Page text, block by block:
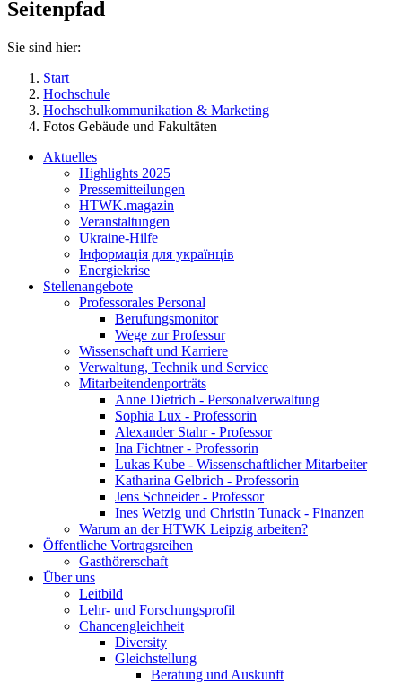
Seitenpfad
Sie sind hier:
Start
Hochschule
Hochschulkommunikation & Marketing
Fotos Gebäude und Fakultäten
Aktuelles
Highlights 2025
Pressemitteilungen
HTWK.magazin
Veranstaltungen
Ukraine-Hilfe
Інформація для українців
Energiekrise
Stellenangebote
Professorales Personal
Berufungsmonitor
Wege zur Professur
Wissenschaft und Karriere
Verwaltung, Technik und Service
Mitarbeitendenporträts
Anne Dietrich - Personalverwaltung
Sophia Lux - Professorin
Alexander Stahr - Professor
Ina Fichtner - Professorin
Lukas Kube - Wissenschaftlicher Mitarbeiter
Katharina Gelbrich - Professorin
Jens Schneider - Professor
Ines Wetzig und Christin Tunack - Finanzen
Warum an der HTWK Leipzig arbeiten?
Öffentliche Vortragsreihen
Gasthörerschaft
Über uns
Leitbild
Lehr- und Forschungsprofil
Chancengleichheit
Diversity
Gleichstellung
Beratung und Auskunft